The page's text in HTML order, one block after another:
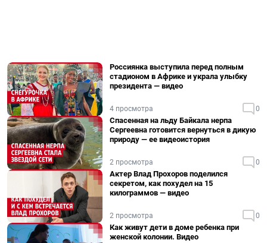
Россиянка выступила перед полным
стадионом в Африке и украла улыбку
президента — видео
4 просмотра 0
Спасенная на льду Байкала нерпа
Сергеевна готовится вернуться в дикую
природу — ее видеоистория
2 просмотра 0
Актер Влад Прохоров поделился
секретом, как похудел на 15
килограммов — видео
2 просмотра 0
Как живут дети в доме ребенка при
женской колонии. Видео